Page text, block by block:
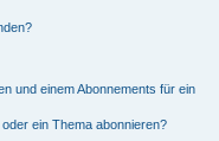
und einem Abonnements für ein
ein Thema abonnieren?